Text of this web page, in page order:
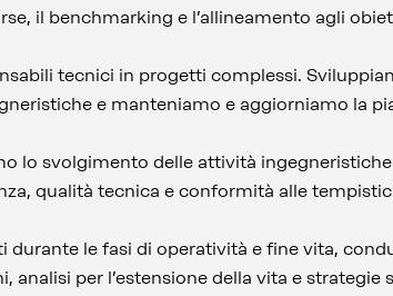
il benchmarking e l’allineamento agli
tecnici in progetti complessi.
e manteniamo e aggiorniamo la
lo svolgimento delle attività
qualità tecnica e conformità alle
durante le fasi di operatività e fine vita,
analisi per l’estensione della vita e strategie